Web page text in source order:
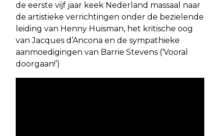
de eerste vijf jaar keek Nederland massaal naar
de artistieke verrichtingen onder de bezielende
leiding van Henny Huisman, het kritische oog
van Jacques d’Ancona en de sympathieke
aanmoedigingen van Barrie Stevens (‘Vooral
doorgaan!’)